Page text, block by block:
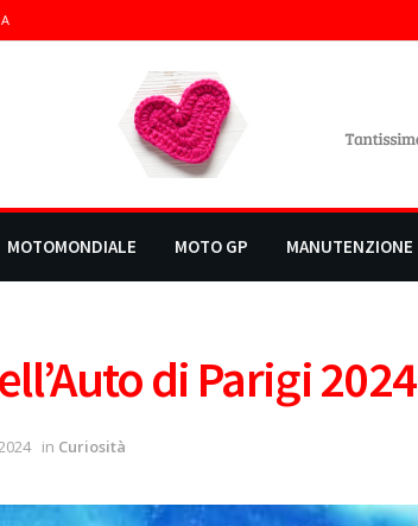
MOTOMONDIALE MOTO GP MANUTENZIONE
di Parigi 2024
in Curiosità